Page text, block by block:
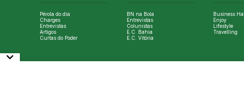
Pérola do dia
Charges
Entrevistas
Artigos
Curtas do Poder
BN na Bola
Entrevistas
Colunistas
E.C. Bahia
E.C. Vitória
Business
Enjoy
Lifestyle
Travelling